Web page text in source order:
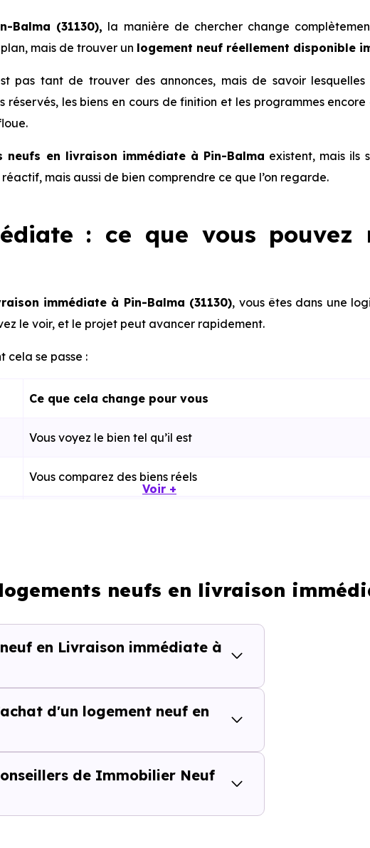
Balma (31130), la manière de chercher change
mais de trouver un logement neuf réellement disponible
pas tant de trouver des annonces, mais de savoir lesquelles
réservés, les biens en cours de finition et les programmes
neufs en livraison immédiate à Pin-Balma existent, mais ils
mais aussi de bien comprendre ce que l’on regarde.
: ce que vous pouvez
immédiate à Pin-Balma (31130), vous êtes dans une
le voir, et le projet peut avancer rapidement.
cela se passe :
Ce que cela change pour vous
Vous voyez le bien tel qu’il est
Vous comparez des biens réels
Possible plus rapidement
adapté si vous avez une contrainte de calendrier ou si
de temps dans une recherche
inutile ou chaque information imprécise peut vous faire perdre
Voir +
neufs en livraison
en Livraison immédiate à
d'un logement neuf en
de Immobilier Neuf